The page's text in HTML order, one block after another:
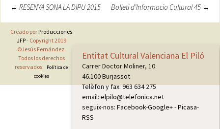
Navegación
de
entradas
← RESENYA SONA LA DIPU 2015 Bolleti d’Informacio Cultural 45 →
Entitat Cultural Valenciana El Piló
Carrer Doctor Moliner, 10
46.100 Burjassot
Telèfon y fax: 963 634 275
email: elpilo@telefonica.net
seguix-nos: Facebook-Google+-Picasa-
RSS
Creado por Producciones
JFP- Copyright 2019
©Jesús Fernández.
Todos los derechos
reservados.
Política de
cookies